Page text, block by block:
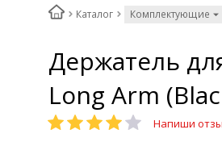
Каталог Комплектующие
Держатель
Long Arm
Напиши